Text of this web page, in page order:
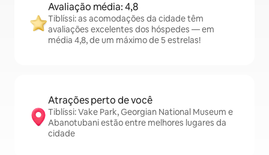
Avaliação média: 4,8
Tiblíssi: as acomodações da cidade têm
avaliações excelentes dos hóspedes — em
média 4,8, de um máximo de 5 estrelas!
Atrações perto de você
Tiblíssi: Vake Park, Georgian National Museum e
Abanotubani estão entre melhores lugares da
cidade